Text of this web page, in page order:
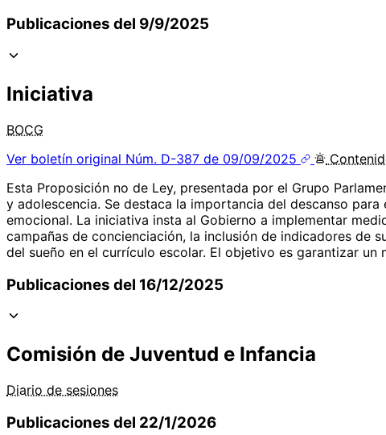
Publicaciones del 9/9/2025
Iniciativa
BOCG
Ver boletín original Núm. D-387 de 09/09/2025
Esta Proposición no de Ley, presentada por el Grupo
y adolescencia. Se destaca la importancia del descanso
emocional. La iniciativa insta al Gobierno a implementar
campañas de concienciación, la inclusión de indicadores de
del sueño en el currículo escolar. El objetivo es garantizar
Publicaciones del 16/12/2025
Comisión de Juventud e Infancia
Diario de sesiones
Publicaciones del 22/1/2026